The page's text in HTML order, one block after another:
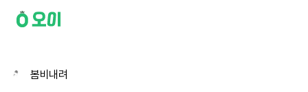
봄비내려